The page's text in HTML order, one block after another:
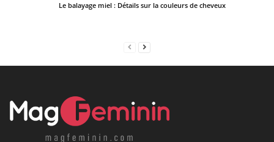
Le balayage miel : Détails sur la couleurs de cheveux